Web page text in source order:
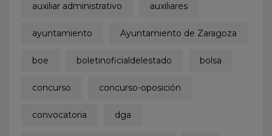
auxiliar administrativo auxiliares
ayuntamiento Ayuntamiento de Zaragoza
boe boletinoficialdelestado bolsa
concurso concurso-oposición
convocatoria dga